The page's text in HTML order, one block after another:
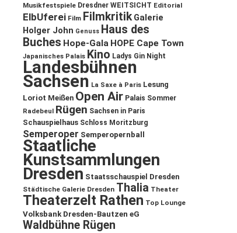
Musikfestspiele Dresdner WEITSICHT Editorial
ElbUferei Film Filmkritik Galerie
Holger John Genuss Haus des
Buches Hope-Gala HOPE Cape Town
Japanisches Palais Kino Ladys Gin Night
Landesbühnen
Sachsen La Saxe à Paris Lesung
Loriot Meißen Open Air Palais Sommer
Radebeul Rügen Sachsen in Paris
Schauspielhaus Schloss Moritzburg
Semperoper Semperopernball
Staatliche
Kunstsammlungen
Dresden Staatsschauspiel Dresden
Städtische Galerie Dresden Thalia Theater
Theaterzelt Rathen Top Lounge
Volksbank Dresden-Bautzen eG
Waldbühne Rügen